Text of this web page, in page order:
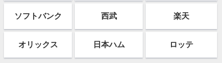
ソフトバンク 西武 楽天
オリックス 日本ハム ロッテ